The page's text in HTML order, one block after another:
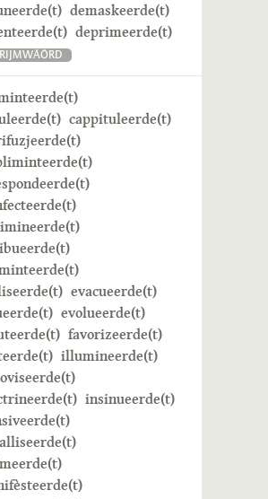
demaskeerde(t)
deprimeerde(t)
cappituleerde(t)
evacueerde(t)
evolueerde(t)
favorizeerde(t)
illumineerde(t)
insinueerde(t)